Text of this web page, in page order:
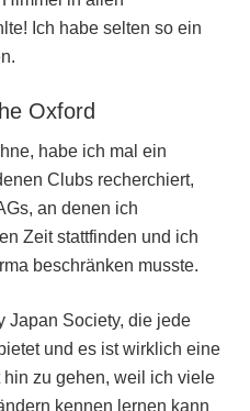
Ich habe selten so ein
Oxford
habe ich mal ein
Clubs recherchiert,
an denen ich
Zeit stattfinden und ich
beschränken musste.
Japan Society, die jede
und es ist wirklich eine
zu gehen, weil ich viele
kennen lernen kann